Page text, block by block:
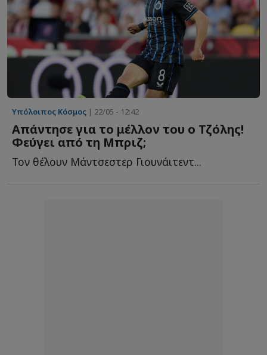
Υπόλοιπος Κόσμος | 22/05 - 12:42
Απάντησε για το μέλλον του ο Τζόλης!
Φεύγει από τη Μπριζ;
Τον θέλουν Μάντσεστερ Γιουνάιτεντ...